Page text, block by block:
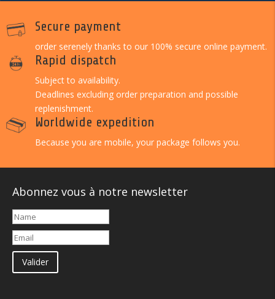
Secure payment
order serenely thanks to our 100% secure online payment.
Rapid dispatch
Subject to availability.
Deadlines excluding order preparation and possible
replenishment.
Worldwide expedition
Because you are mobile, your package follows you.
Abonnez vous à notre newsletter
Valider